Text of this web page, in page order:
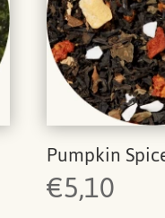
Pumpkin
€5,10